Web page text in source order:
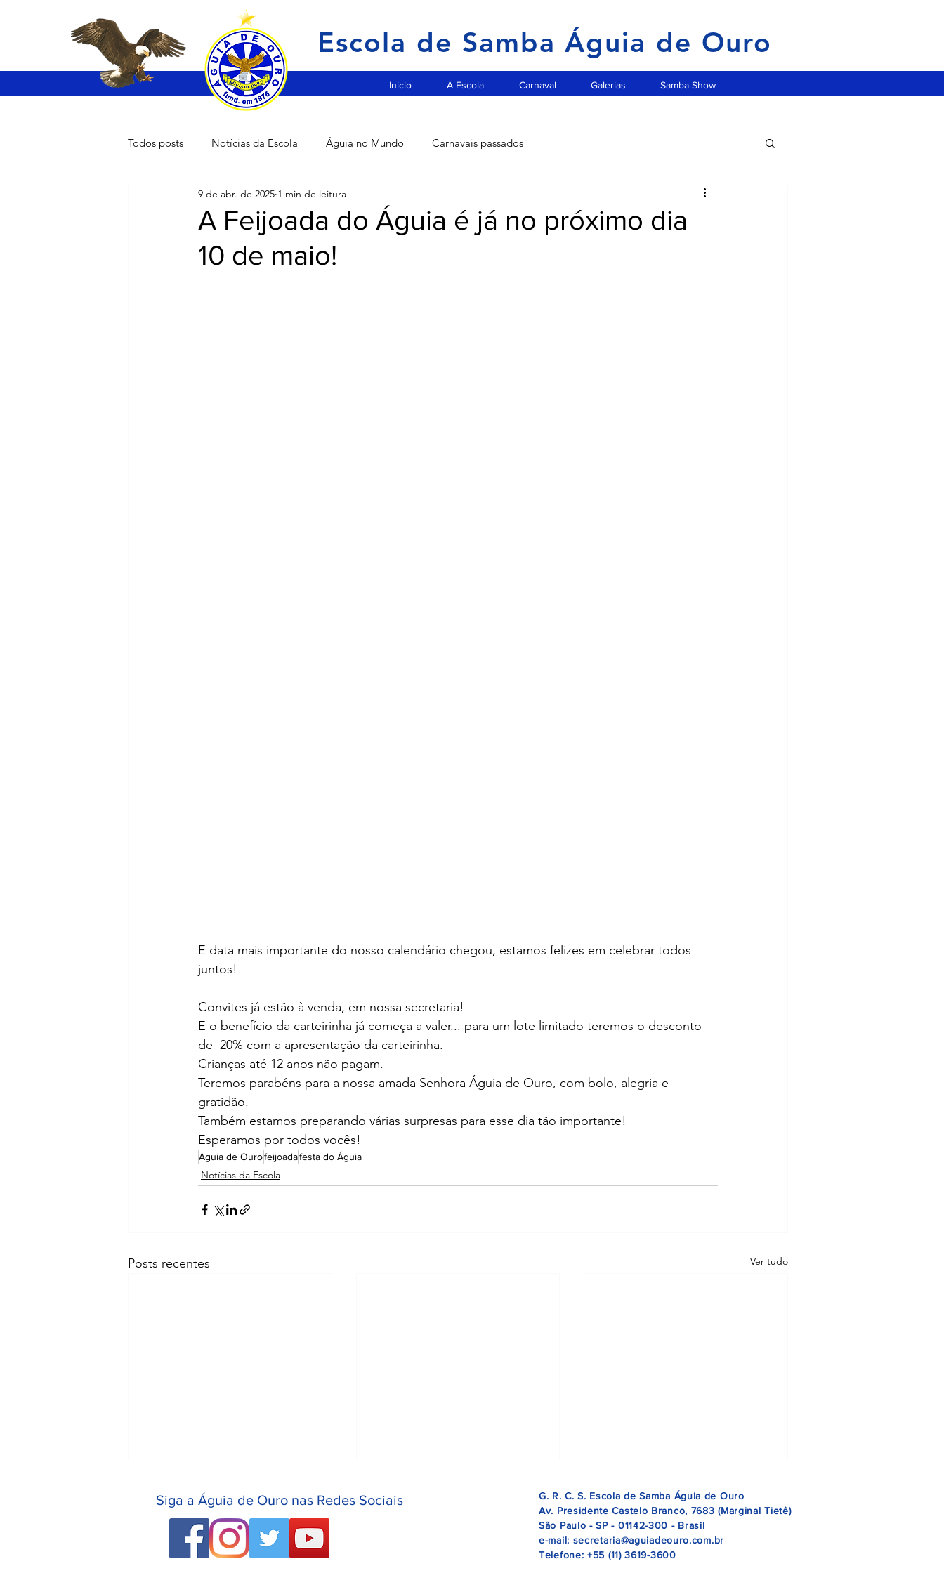
Escola de Samba Águia de Ouro
Inicio A Escola Carnaval Galerias Samba Show
Todos posts Notícias da Escola Águia no Mundo Carnavais passados
A Feijoada do Águia é já no próximo dia
10 de maio!
9 de abr. de 2025 1 min de leitura
E data mais importante do nosso calendário chegou, estamos felizes em celebrar todos
juntos!
Convites já estão à venda, em nossa secretaria!
E o benefício da carteirinha já começa a valer... para um lote limitado teremos o desconto
de  20% com a apresentação da carteirinha.
Crianças até 12 anos não pagam.
Teremos parabéns para a nossa amada Senhora Águia de Ouro, com bolo, alegria e
gratidão.
Também estamos preparando várias surpresas para esse dia tão importante!
Esperamos por todos vocês!
Aguia de Ourofeijoadafesta do Águia
Notícias da Escola
Posts recentes Ver tudo
Siga a Águia de Ouro nas Redes Sociais
G. R. C. S. Escola de Samba Águia de Ouro
Av. Presidente Castelo Branco, 7683 (Marginal Tietê)
São Paulo - SP - 01142-300 - Brasil
e-mail: secretaria@aguiadeouro.com.br
Telefone: +55 (11) 3619-3600